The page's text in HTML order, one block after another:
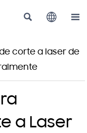
  
corte a laser de
a Laser